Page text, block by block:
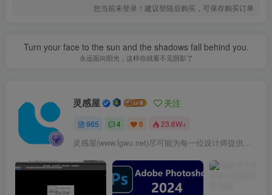
您当前未登录！建议登陆后购买，可保存购买订单
Turn your face to the sun and the shadows fall behind you.
永远面向阳光，这样你就看不见阴影了
灵感屋 关注
965 4 6 23.6W+